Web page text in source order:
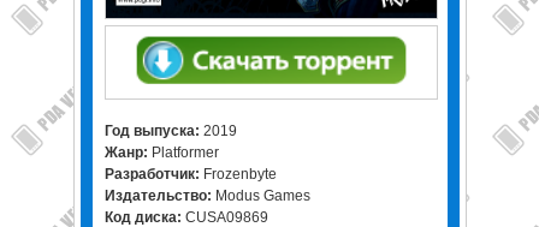
Год выпуска: 2019
Жанр: Platformer
Разработчик: Frozenbyte
Издательство: Modus Games
Код диска: CUSA09869